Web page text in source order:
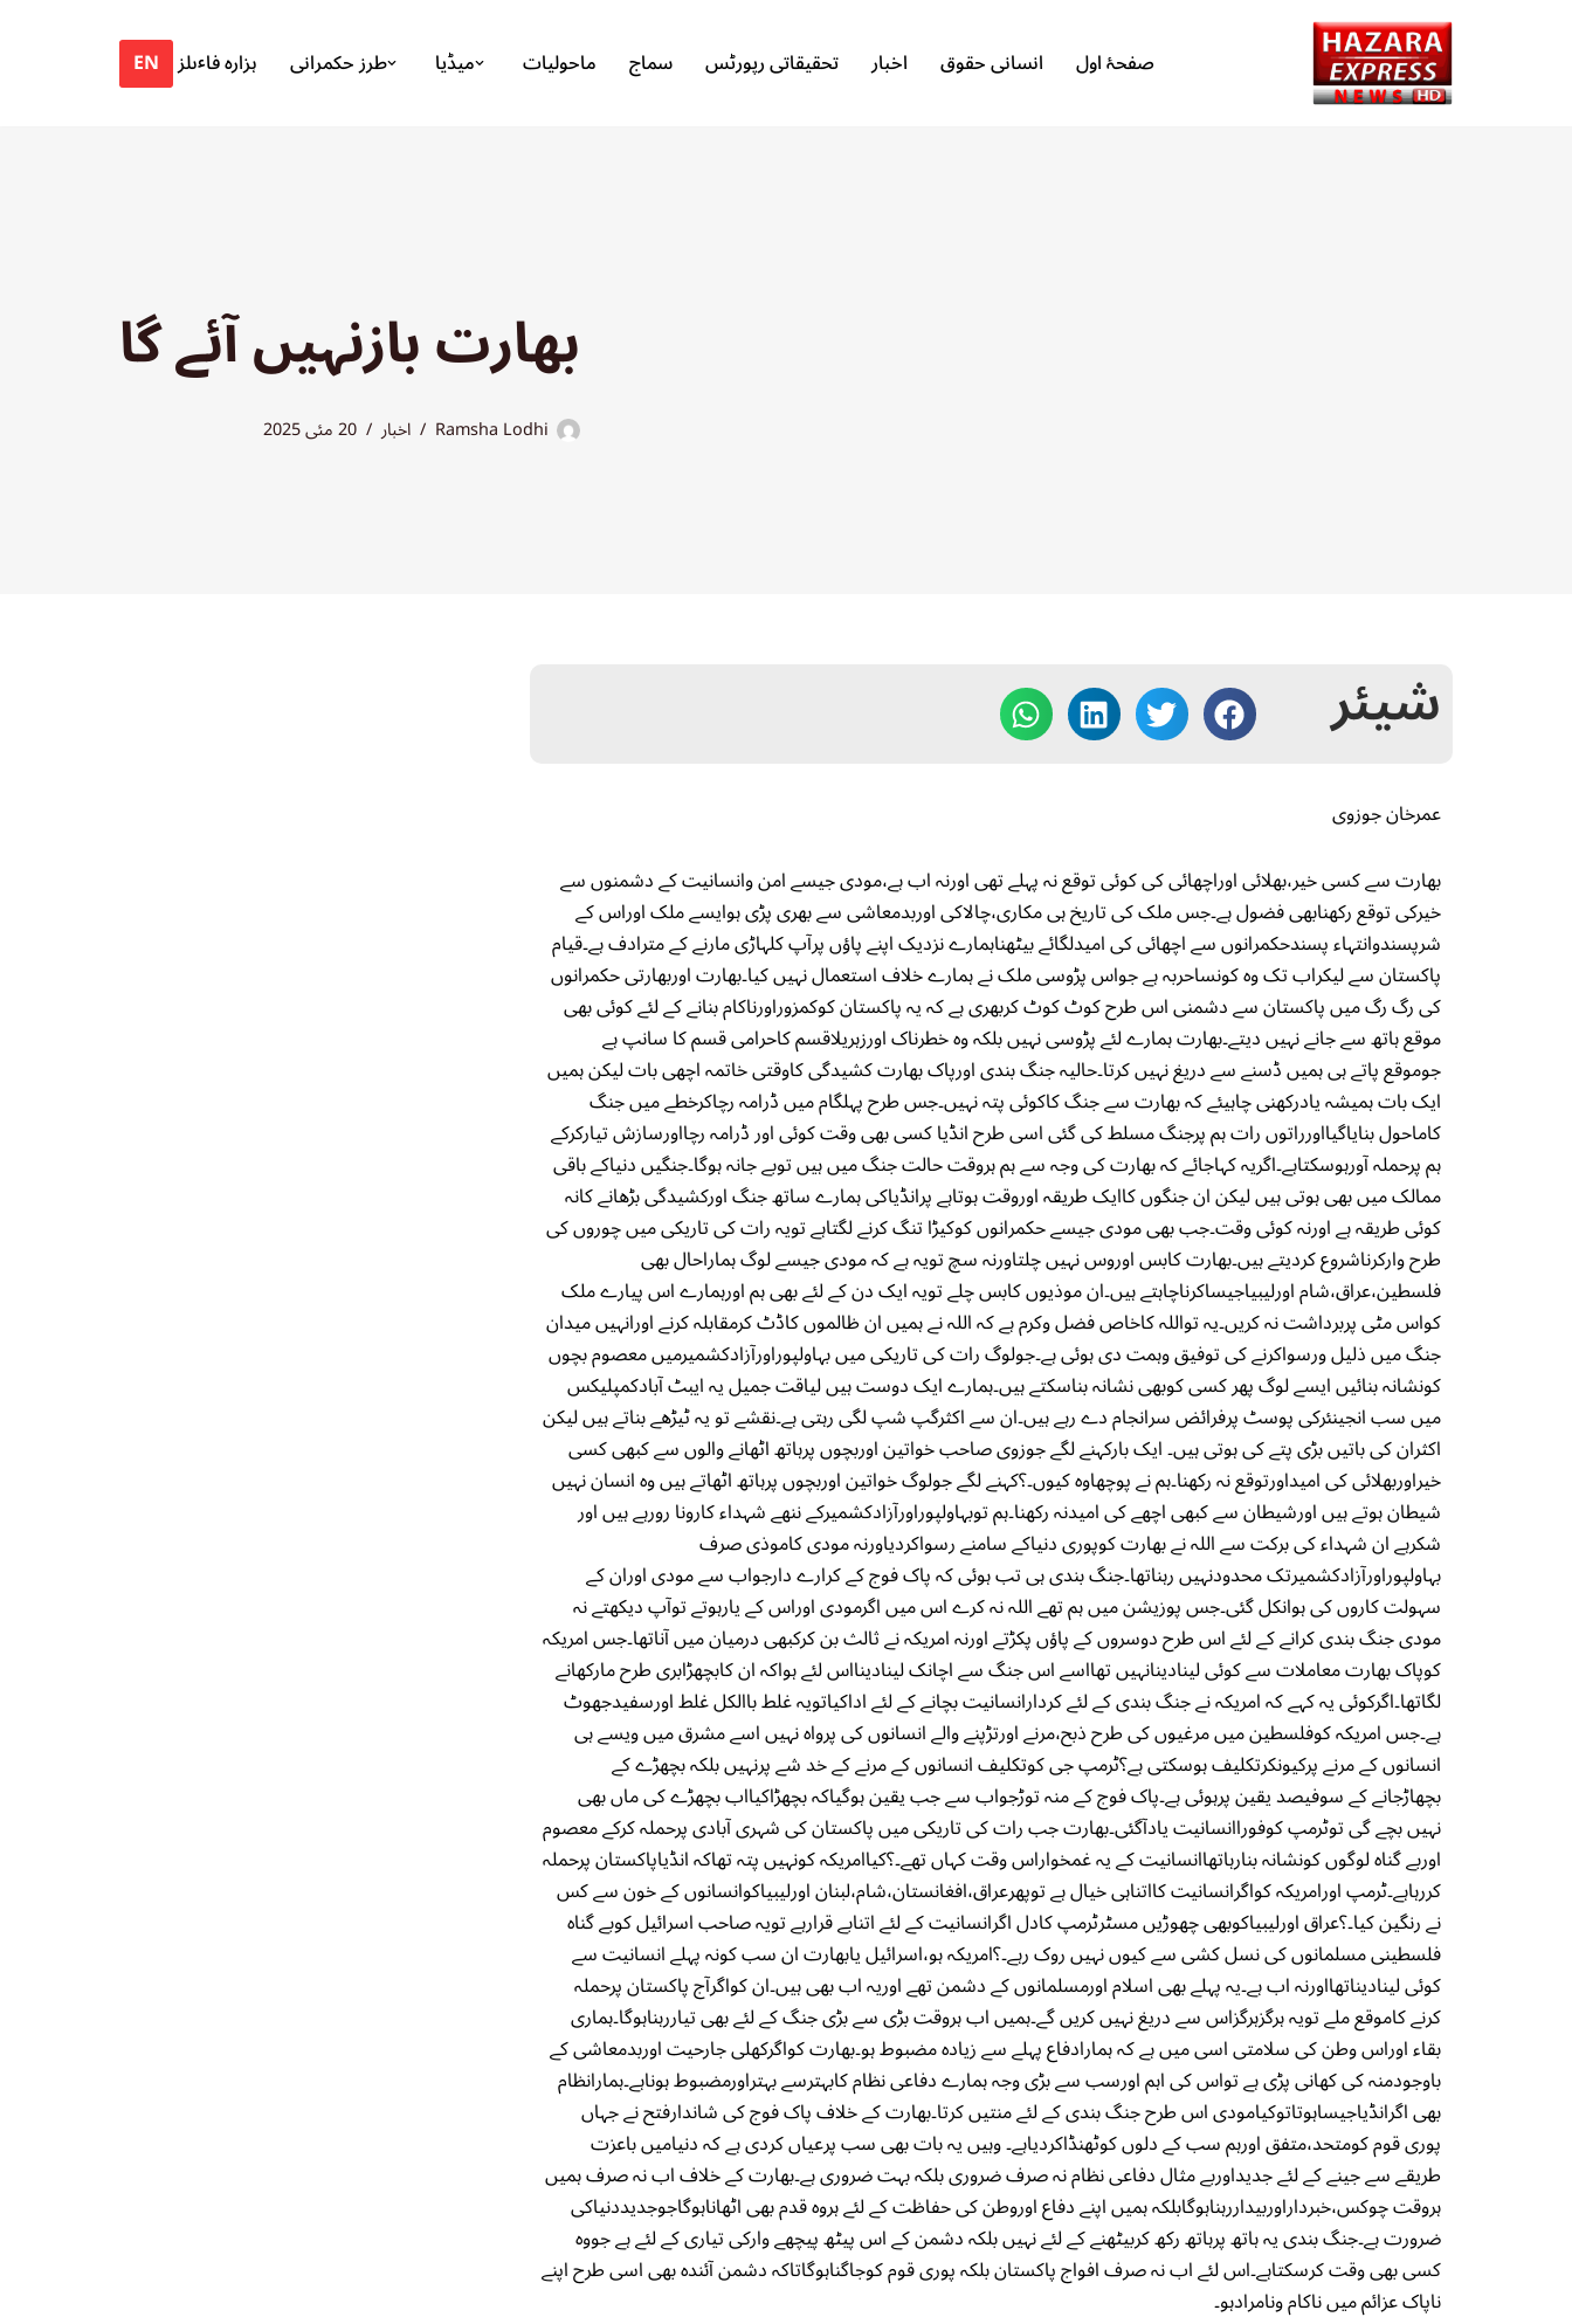
صفحۂ اول انسانی حقوق اخبار تحقیقاتی رپورٹس سماج ماحولیات میڈیا طرز حکمرانی ہزارہ فاٸلز EN
بھارت بازنہیں آئے گا
Ramsha Lodhi اخبار 20 مئی 2025
شیئر
عمرخان جوزوی
بھارت سے کسی خیر،بھلائی اوراچھائی کی کوئی توقع نہ پہلے تھی اورنہ اب ہے،مودی جیسے امن وانسانیت کے دشمنوں سے
خیرکی توقع رکھنابھی فضول ہے۔جس ملک کی تاریخ ہی مکاری،چالاکی اوربدمعاشی سے بھری پڑی ہوایسے ملک اوراس کے
شرپسندوانتہاء پسندحکمرانوں سے اچھائی کی امیدلگائے بیٹھناہمارے نزدیک اپنے پاؤں پرآپ کلہاڑی مارنے کے مترادف ہے۔قیام
پاکستان سے لیکراب تک وہ کونساحربہ ہے جواس پڑوسی ملک نے ہمارے خلاف استعمال نہیں کیا۔بھارت اوربھارتی حکمرانوں
کی رگ رگ میں پاکستان سے دشمنی اس طرح کوٹ کوٹ کربھری ہے کہ یہ پاکستان کوکمزوراورناکام بنانے کے لئے کوئی بھی
موقع ہاتھ سے جانے نہیں دیتے۔بھارت ہمارے لئے پڑوسی نہیں بلکہ وہ خطرناک اورزہریلاقسم کاحرامی قسم کا سانپ ہے
جوموقع پاتے ہی ہمیں ڈسنے سے دریغ نہیں کرتا۔حالیہ جنگ بندی اورپاک بھارت کشیدگی کاوقتی خاتمہ اچھی بات لیکن ہمیں
ایک بات ہمیشہ یادرکھنی چاہیئے کہ بھارت سے جنگ کاکوئی پتہ نہیں۔جس طرح پہلگام میں ڈرامہ رچاکرخطے میں جنگ
کاماحول بنایاگیااورراتوں رات ہم پرجنگ مسلط کی گئی اسی طرح انڈیا کسی بھی وقت کوئی اور ڈرامہ رچااورسازش تیارکرکے
ہم پرحملہ آورہوسکتاہے۔اگریہ کہاجائے کہ بھارت کی وجہ سے ہم ہروقت حالت جنگ میں ہیں توبے جانہ ہوگا۔جنگیں دنیاکے باقی
ممالک میں بھی ہوتی ہیں لیکن ان جنگوں کاایک طریقہ اوروقت ہوتاہے پرانڈیاکی ہمارے ساتھ جنگ اورکشیدگی بڑھانے کانہ
کوئی طریقہ ہے اورنہ کوئی وقت۔جب بھی مودی جیسے حکمرانوں کوکیڑا تنگ کرنے لگتاہے تویہ رات کی تاریکی میں چوروں کی
طرح وارکرناشروع کردیتے ہیں۔بھارت کابس اوروس نہیں چلتاورنہ سچ تویہ ہے کہ مودی جیسے لوگ ہماراحال بھی
فلسطین،عراق،شام اورلیبیاجیساکرناچاہتے ہیں۔ان موذیوں کابس چلے تویہ ایک دن کے لئے بھی ہم اورہمارے اس پیارے ملک
کواس مٹی پربرداشت نہ کریں۔یہ تواللہ کاخاص فضل وکرم ہے کہ اللہ نے ہمیں ان ظالموں کاڈٹ کرمقابلہ کرنے اورانہیں میدان
جنگ میں ذلیل ورسواکرنے کی توفیق وہمت دی ہوئی ہے۔جولوگ رات کی تاریکی میں بہاولپوراورآزادکشمیرمیں معصوم بچوں
کونشانہ بنائیں ایسے لوگ پھر کسی کوبھی نشانہ بناسکتے ہیں۔ہمارے ایک دوست ہیں لیاقت جمیل یہ ایبٹ آبادکمپلیکس
میں سب انجینئرکی پوسٹ پرفرائض سرانجام دے رہے ہیں۔ان سے اکثرگپ شپ لگی رہتی ہے۔نقشے تو یہ ٹیڑھے بناتے ہیں لیکن
اکثران کی باتیں بڑی پتے کی ہوتی ہیں۔ ایک بارکہنے لگے جوزوی صاحب خواتین اوربچوں پرہاتھ اٹھانے والوں سے کبھی کسی
خیراوربھلائی کی امیداورتوقع نہ رکھنا۔ہم نے پوچھاوہ کیوں۔؟کہنے لگے جولوگ خواتین اوربچوں پرہاتھ اٹھاتے ہیں وہ انسان نہیں
شیطان ہوتے ہیں اورشیطان سے کبھی اچھے کی امیدنہ رکھنا۔ہم توبہاولپوراورآزادکشمیرکے ننھے شہداء کارونا رورہے ہیں اور
شکرہے ان شہداء کی برکت سے اللہ نے بھارت کوپوری دنیاکے سامنے رسواکردیاورنہ مودی کاموذی صرف
بہاولپوراورآزادکشمیرتک محدودنہیں رہناتھا۔جنگ بندی ہی تب ہوئی کہ پاک فوج کے کرارے دارجواب سے مودی اوران کے
سہولت کاروں کی ہوانکل گئی۔جس پوزیشن میں ہم تھے اللہ نہ کرے اس میں اگرمودی اوراس کے یارہوتے توآپ دیکھتے نہ
مودی جنگ بندی کرانے کے لئے اس طرح دوسروں کے پاؤں پکڑتے اورنہ امریکہ نے ثالث بن کرکبھی درمیان میں آناتھا۔جس امریکہ
کوپاک بھارت معاملات سے کوئی لینادینانہیں تھااسے اس جنگ سے اچانک لینادینااس لئے ہواکہ ان کابچھڑابری طرح مارکھانے
لگاتھا۔اگرکوئی یہ کہے کہ امریکہ نے جنگ بندی کے لئے کردارانسانیت بچانے کے لئے اداکیاتویہ غلط باالکل غلط اورسفیدجھوٹ
ہے۔جس امریکہ کوفلسطین میں مرغیوں کی طرح ذبح،مرنے اورتڑپنے والے انسانوں کی پرواہ نہیں اسے مشرق میں ویسے ہی
انسانوں کے مرنے پرکیونکرتکلیف ہوسکتی ہے؟ٹرمپ جی کوتکلیف انسانوں کے مرنے کے خد شے پرنہیں بلکہ بچھڑے کے
بچھاڑجانے کے سوفیصد یقین پرہوئی ہے۔پاک فوج کے منہ توڑجواب سے جب یقین ہوگیاکہ بچھڑاکیااب بچھڑے کی ماں بھی
نہیں بچے گی توٹرمپ کوفوراانسانیت یادآگئی۔بھارت جب رات کی تاریکی میں پاکستان کی شہری آبادی پرحملہ کرکے معصوم
اوربے گناہ لوگوں کونشانہ بنارہاتھاانسانیت کے یہ غمخواراس وقت کہاں تھے۔؟کیاامریکہ کونہیں پتہ تھاکہ انڈیاپاکستان پرحملہ
کررہاہے۔ٹرمپ اورامریکہ کواگرانسانیت کااتناہی خیال ہے توپھرعراق،افغانستان،شام،لبنان اورلیبیاکوانسانوں کے خون سے کس
نے رنگین کیا۔؟عراق اورلیبیاکوبھی چھوڑیں مسٹرٹرمپ کادل اگرانسانیت کے لئے اتنابے قرارہے تویہ صاحب اسرائیل کوبے گناہ
فلسطینی مسلمانوں کی نسل کشی سے کیوں نہیں روک رہے۔؟امریکہ ہو،اسرائیل یابھارت ان سب کونہ پہلے انسانیت سے
کوئی لینادیناتھااورنہ اب ہے۔یہ پہلے بھی اسلام اورمسلمانوں کے دشمن تھے اوریہ اب بھی ہیں۔ان کواگرآج پاکستان پرحملہ
کرنے کاموقع ملے تویہ ہرگزہرگزاس سے دریغ نہیں کریں گے۔ہمیں اب ہروقت بڑی سے بڑی جنگ کے لئے بھی تیاررہناہوگا۔ہماری
بقاء اوراس وطن کی سلامتی اسی میں ہے کہ ہمارادفاع پہلے سے زیادہ مضبوط ہو۔بھارت کواگرکھلی جارحیت اوربدمعاشی کے
باوجودمنہ کی کھانی پڑی ہے تواس کی اہم اورسب سے بڑی وجہ ہمارے دفاعی نظام کابہترسے بہتراورمضبوط ہوناہے۔ہمارانظام
بھی اگرانڈیاجیساہوتاتوکیامودی اس طرح جنگ بندی کے لئے منتیں کرتا۔بھارت کے خلاف پاک فوج کی شاندارفتح نے جہاں
پوری قوم کومتحد،متفق اورہم سب کے دلوں کوٹھنڈاکردیاہے۔ وہیں یہ بات بھی سب پرعیاں کردی ہے کہ دنیامیں باعزت
طریقے سے جینے کے لئے جدیداوربے مثال دفاعی نظام نہ صرف ضروری بلکہ بہت ضروری ہے۔بھارت کے خلاف اب نہ صرف ہمیں
ہروقت چوکس،خبرداراوربیداررہناہوگابلکہ ہمیں اپنے دفاع اوروطن کی حفاظت کے لئے ہروہ قدم بھی اٹھاناہوگاجوجدیددنیاکی
ضرورت ہے۔جنگ بندی یہ ہاتھ پرہاتھ رکھ کربیٹھنے کے لئے نہیں بلکہ دشمن کے اس پیٹھ پیچھے وارکی تیاری کے لئے ہے جووہ
کسی بھی وقت کرسکتاہے۔اس لئے اب نہ صرف افواج پاکستان بلکہ پوری قوم کوجاگناہوگاتاکہ دشمن آئندہ بھی اسی طرح اپنے
ناپاک عزائم میں ناکام ونامرادہو۔